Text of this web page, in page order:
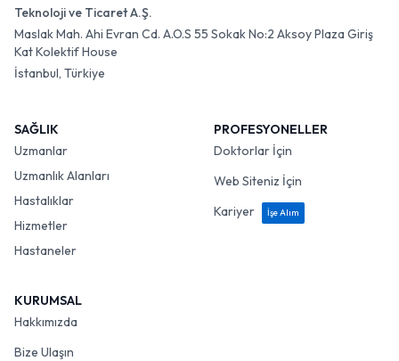
Teknoloji ve Ticaret A.Ş.
Maslak Mah. Ahi Evran Cd. A.O.S 55 Sokak No:2 Aksoy Plaza Giriş
Kat Kolektif House
İstanbul, Türkiye
SAĞLIK
Uzmanlar
Uzmanlık Alanları
Hastalıklar
Hizmetler
Hastaneler
PROFESYONELLER
Doktorlar İçin
Web Siteniz İçin
Kariyer
İşe Alım
KURUMSAL
Hakkımızda
Bize Ulaşın